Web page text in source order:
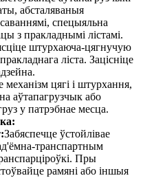
абсталяваныя
спецыяльна
з пракладнымі лістамі.
штурхаюча-цягнучую
ліста. Зацісніце
цягі і штурхання,
аўтапагрузчык або
у патрэбнае месца.
Забяспечце ўстойлівае
транспартным
Пры
рамяні або іншыя